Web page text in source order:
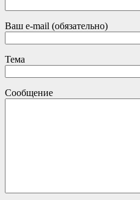
Ваш e-mail (обязательно)
Тема
Сообщение